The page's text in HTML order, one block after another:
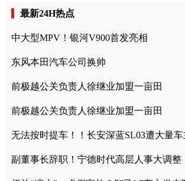
最新24H热点
中大型MPV！银河V900首发亮相
东风本田汽车公司换帅
前极越公关负责人徐继业加盟一亩田
前极越公关负责人徐继业加盟一亩田
无法按时提车！！长安深蓝SL03遭大量
副董事长辞职！宁德时代高层人事大调整